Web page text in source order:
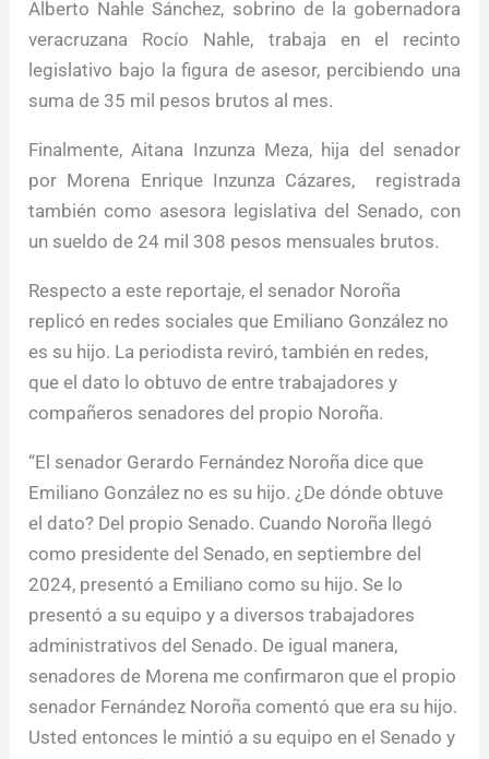
Alberto Nahle Sánchez, sobrino de la gobernadora
veracruzana Rocío Nahle, trabaja en el recinto
legislativo bajo la figura de asesor, percibiendo una
suma de 35 mil pesos brutos al mes.
Finalmente, Aitana Inzunza Meza, hija del senador
por Morena Enrique Inzunza Cázares, registrada
también como asesora legislativa del Senado, con
un sueldo de 24 mil 308 pesos mensuales brutos.
Respecto a este reportaje, el senador Noroña
replicó en redes sociales que Emiliano González no
es su hijo. La periodista reviró, también en redes,
que el dato lo obtuvo de entre trabajadores y
compañeros senadores del propio Noroña.
“El senador Gerardo Fernández Noroña dice que
Emiliano González no es su hijo. ¿De dónde obtuve
el dato? Del propio Senado. Cuando Noroña llegó
como presidente del Senado, en septiembre del
2024, presentó a Emiliano como su hijo. Se lo
presentó a su equipo y a diversos trabajadores
administrativos del Senado. De igual manera,
senadores de Morena me confirmaron que el propio
senador Fernández Noroña comentó que era su hijo.
Usted entonces le mintió a su equipo en el Senado y